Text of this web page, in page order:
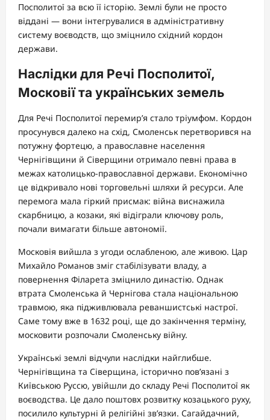
Посполитої за всю її історію. Землі були не просто
віддані — вони інтегрувалися в адміністративну
систему воєводств, що зміцнило східний кордон
держави.
Наслідки для Речі Посполитої,
Московії та українських земель
Для Речі Посполитої перемир’я стало тріумфом. Кордон
просунувся далеко на схід, Смоленськ перетворився на
потужну фортецю, а православне населення
Чернігівщини й Сіверщини отримало певні права в
межах католицько-православної держави. Економічно
це відкривало нові торговельні шляхи й ресурси. Але
перемога мала гіркий присмак: війна виснажила
скарбницю, а козаки, які відіграли ключову роль,
почали вимагати більше автономії.
Московія вийшла з угоди ослабленою, але живою. Цар
Михайло Романов зміг стабілізувати владу, а
повернення Філарета зміцнило династію. Однак
втрата Смоленська й Чернігова стала національною
травмою, яка підживлювала реваншистські настрої.
Саме тому вже в 1632 році, ще до закінчення терміну,
московити розпочали Смоленську війну.
Українські землі відчули наслідки найглибше.
Чернігівщина та Сіверщина, історично пов’язані з
Київською Руссю, увійшли до складу Речі Посполитої як
воєводства. Це дало поштовх розвитку козацького руху,
посилило культурні й релігійні зв’язки. Сагайдачний,